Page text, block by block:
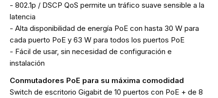
- 802.1p / DSCP QoS permite un tráfico suave sensible a la
latencia
- Alta disponibilidad de energía PoE con hasta 30 W para
cada puerto PoE y 63 W para todos los puertos PoE
- Fácil de usar, sin necesidad de configuración e
instalación
Conmutadores PoE para su máxima comodidad
Switch de escritorio Gigabit de 10 puertos con PoE + de 8